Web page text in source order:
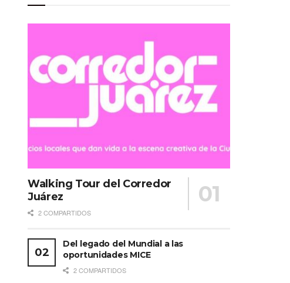
Walking Tour del Corredor
Juárez
2 COMPARTIDOS
Del legado del Mundial a las
oportunidades MICE
2 COMPARTIDOS